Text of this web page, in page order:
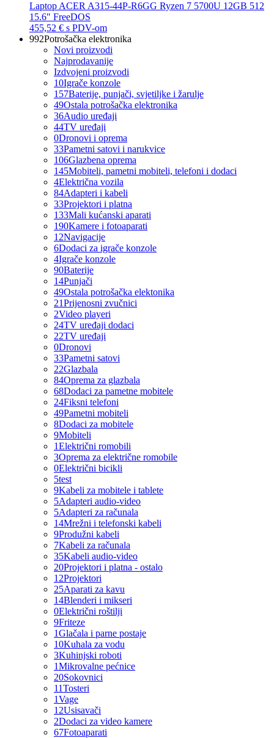
Laptop ACER A315-44P-R6GG Ryzen 7 5700U 12GB 512
15.6" FreeDOS
455,52 € s PDV-om
992Potrošačka elektronika
Novi proizvodi
Najprodavanije
Izdvojeni proizvodi
10Igrače konzole
157Baterije, punjači, svjetiljke i žarulje
49Ostala potrošačka elektronika
36Audio uređaji
44TV uređaji
0Dronovi i oprema
33Pametni satovi i narukvice
106Glazbena oprema
145Mobiteli, pametni mobiteli, telefoni i dodaci
4Električna vozila
84Adapteri i kabeli
33Projektori i platna
133Mali kućanski aparati
190Kamere i fotoaparati
12Navigacije
6Dodaci za igrače konzole
4Igrače konzole
90Baterije
14Punjači
49Ostala potrošačka elektonika
21Prijenosni zvučnici
2Video playeri
24TV uređaji dodaci
22TV uređaji
0Dronovi
33Pametni satovi
22Glazbala
84Oprema za glazbala
68Dodaci za pametne mobitele
24Fiksni telefoni
49Pametni mobiteli
8Dodaci za mobitele
9Mobiteli
1Električni romobili
3Oprema za električne romobile
0Električni bicikli
5test
9Kabeli za mobitele i tablete
5Adapteri audio-video
5Adapteri za računala
14Mrežni i telefonski kabeli
9Produžni kabeli
7Kabeli za računala
35Kabeli audio-video
20Projektori i platna - ostalo
12Projektori
25Aparati za kavu
14Blenderi i mikseri
0Električni roštilji
9Friteze
1Glačala i parne postaje
10Kuhala za vodu
3Kuhinjski roboti
1Mikrovalne pećnice
20Sokovnici
11Tosteri
1Vage
12Usisavači
2Dodaci za video kamere
67Fotoaparati